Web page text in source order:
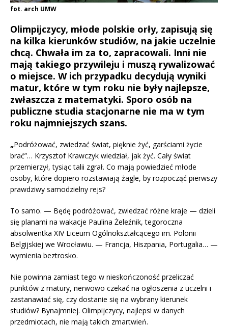
fot. arch UMW
Olimpijczycy, młode polskie orły, zapisują się
na kilka kierunków studiów, na jakie uczelnie
chcą. Chwała im za to, zapracowali. Inni nie
mają takiego przywileju i muszą rywalizować
o miejsce. W ich przypadku decydują wyniki
matur, które w tym roku nie były najlepsze,
zwłaszcza z matematyki. Sporo osób na
publiczne studia stacjonarne nie ma w tym
roku najmniejszych szans.
„Podróżować, zwiedzać świat, pięknie żyć, garściami życie
brać”… Krzysztof Krawczyk wiedział, jak żyć. Cały świat
przemierzył, tysiąc talii zgrał. Co mają powiedzieć młode
osoby, które dopiero rozstawiają żagle, by rozpocząć pierwszy
prawdziwy samodzielny rejs?
To samo. — Będę podróżować, zwiedzać różne kraje — dzieli
się planami na wakacje Paulina Żeleźnik, tegoroczna
absolwentka XIV Liceum Ogólnokształcącego im. Polonii
Belgijskiej we Wrocławiu. — Francja, Hiszpania, Portugalia… —
wymienia beztrosko.
Nie powinna zamiast tego w nieskończoność przeliczać
punktów z matury, nerwowo czekać na ogłoszenia z uczelni i
zastanawiać się, czy dostanie się na wybrany kierunek
studiów? Bynajmniej. Olimpijczycy, najlepsi w danych
przedmiotach, nie mają takich zmartwień.